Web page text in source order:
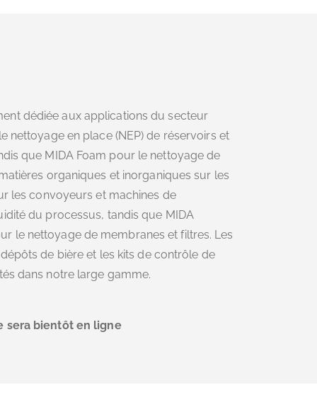
dédiée aux applications du secteur
nettoyage en place (NEP) de réservoirs et
que MIDA Foam pour le nettoyage de
organiques et inorganiques sur les
les convoyeurs et machines de
du processus, tandis que MIDA
le nettoyage de membranes et filtres. Les
de bière et les kits de contrôle de
dans notre large gamme.
sera bientôt en ligne